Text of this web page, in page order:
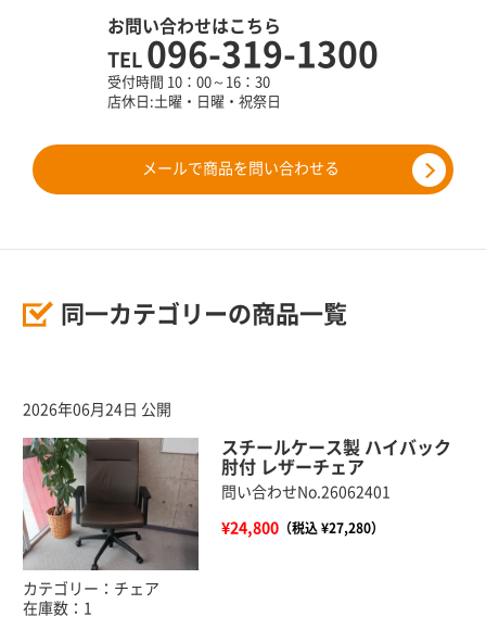
お問い合わせはこちら
TEL 096-319-1300
受付時間 10：00～16：30
店休日:土曜・日曜・祝祭日
メールで商品を問い合わせる
同一カテゴリーの商品一覧
2026年06月24日 公開
スチールケース製 ハイバック
肘付 レザーチェア
問い合わせNo.26062401
¥24,800（税込 ¥27,280）
カテゴリー：チェア
在庫数：1